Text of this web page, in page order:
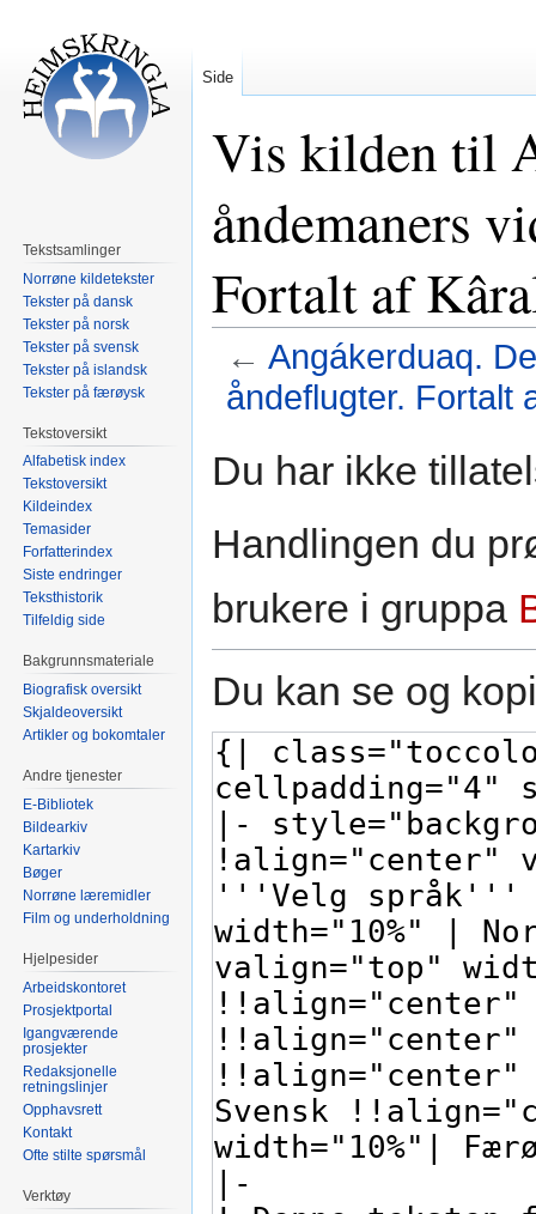
Vis kilden til
åndemaners
Fortalt af
← Angákerduaq.
åndeflugter. Fortalt
Du har ikke
Handlingen du
brukere i gruppa
Du kan se og
Side
Tekstsamlinger
Norrøne kildetekster
Tekster på dansk
Tekster på norsk
Tekster på svensk
Tekster på islandsk
Tekster på færøysk
Tekstoversikt
Alfabetisk index
Tekstoversikt
Kildeindex
Temasider
Forfatterindex
Siste endringer
Teksthistorik
Tilfeldig side
Bakgrunnsmateriale
Biografisk oversikt
Skjaldeoversikt
Artikler og bokomtaler
Andre tjenester
E-Bibliotek
Bildearkiv
Kartarkiv
Bøger
Norrøne læremidler
Film og underholdning
Hjelpesider
Arbeidskontoret
Prosjektportal
Igangværende
prosjekter
Redaksjonelle
retningslinjer
Opphavsrett
Kontakt
Ofte stilte spørsmål
Verktøy